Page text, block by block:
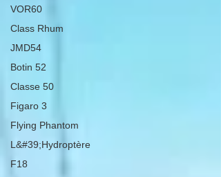
VOR60
Class Rhum
JMD54
Botin 52
Classe 50
Figaro 3
Flying Phantom
L&#39;Hydroptère
F18